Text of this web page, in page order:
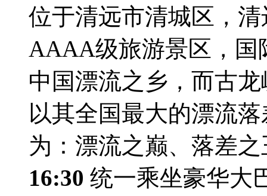
位于清远市清城区，
AAAA级旅游景区，国
中国漂流之乡，而古
以其全国最大的漂流
为：漂流之巅、落差
16:30 统一乘坐豪华大